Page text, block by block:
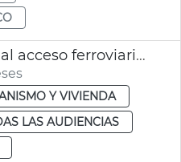
JGL Pago obras canal acceso ferroviario València
Y VIVIENDA
LAS AUDIENCIAS